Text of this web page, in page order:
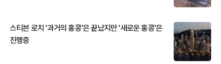
스티븐 로치 '과거의 홍콩'은 끝났지만 '새로운 홍콩'은
진행중